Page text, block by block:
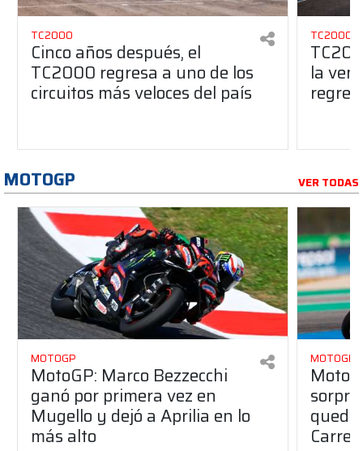
TC2000
Cinco años después, el
TC2000 regresa a uno de los
circuitos más veloces del país
TC2000
la
MOTOGP VER TODAS
MOTOGP
MotoGP: Marco Bezzecchi
ganó por primera vez en
Mugello y dejó a Aprilia en lo
más alto
MOTOGP